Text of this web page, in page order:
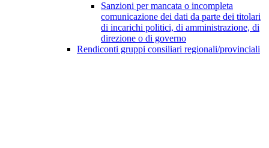
Sanzioni per mancata o incompleta
comunicazione dei dati da parte dei titolari
di incarichi politici, di amministrazione, di
direzione o di governo
Rendiconti gruppi consiliari regionali/provinciali